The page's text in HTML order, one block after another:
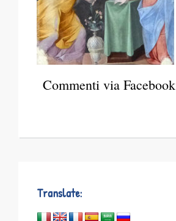
Commenti via Facebook
Translate: